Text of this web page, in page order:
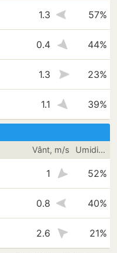
1.3 57%
0.4 44%
1.3 23%
1.1 39%
Vânt, m/s Umiditate
1 52%
0.8 40%
2.6 21%